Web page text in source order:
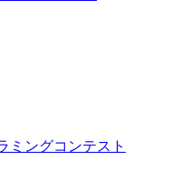
ミングコンテスト